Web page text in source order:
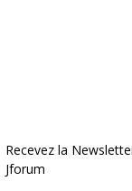
Recevez la
Jforum